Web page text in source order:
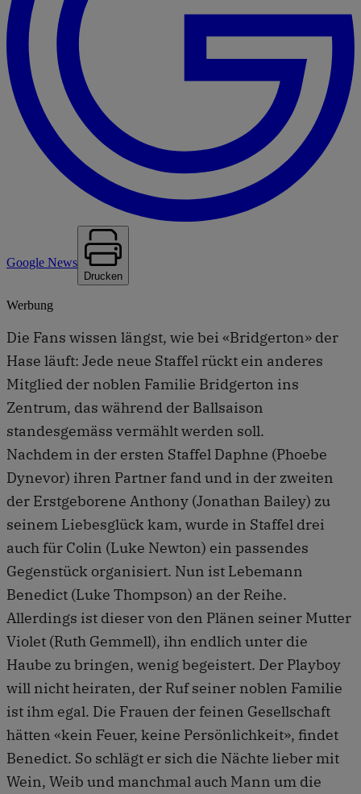
Google News
Drucken
Werbung
Die Fans wissen längst, wie bei «Bridgerton» der
Hase läuft: Jede neue Staffel rückt ein anderes
Mitglied der noblen Familie Bridgerton ins
Zentrum, das während der Ballsaison
standesgemäss vermählt werden soll.
Nachdem in der ersten Staffel Daphne (Phoebe
Dynevor) ihren Partner fand und in der zweiten
der Erstgeborene Anthony (Jonathan Bailey) zu
seinem Liebesglück kam, wurde in Staffel drei
auch für Colin (Luke Newton) ein passendes
Gegenstück organisiert. Nun ist Lebemann
Benedict (Luke Thompson) an der Reihe.
Allerdings ist dieser von den Plänen seiner Mutter
Violet (Ruth Gemmell), ihn endlich unter die
Haube zu bringen, wenig begeistert. Der Playboy
will nicht heiraten, der Ruf seiner noblen Familie
ist ihm egal. Die Frauen der feinen Gesellschaft
hätten «kein Feuer, keine Persönlichkeit», findet
Benedict. So schlägt er sich die Nächte lieber mit
Wein, Weib und manchmal auch Mann um die